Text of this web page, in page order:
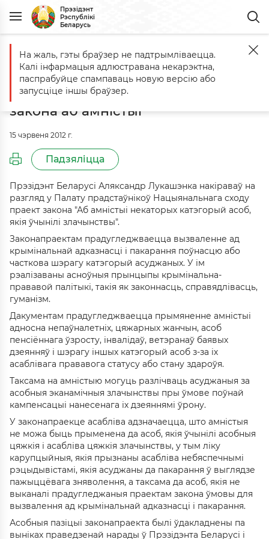
Прэзідэнт
Рэспублікі
Беларусь
Галоўная Падзеі Аляксандр Лукашэнка накіраваў у Палату
Аляксандр Лукашэнка накіраваў у
Палату прадстаўнікоў праект
закона аб амністыі
15 чэрвеня 2012 г.
Падзяліцца
Прэзідэнт Беларусі Аляксандр Лукашэнка накіраваў на
разгляд у Палату прадстаўнікоў Нацыянальнага сходу
праект закона "Аб амністыі некаторых катэгорый асоб,
якія ўчынілі злачынствы".
Законапраектам прадугледжваецца вызваленне ад
крымінальнай адказнасці і пакарання поўнасцю або
часткова шэрагу катэгорый асуджаных. У ім
рэалізаваны асноўныя прынцыпы крымінальна-
прававой палітыкі, такія як законнасць, справядлівасць,
гуманізм.
Дакументам прадугледжваецца прымяненне амністыі
адносна непаўналетніх, цяжарных жанчын, асоб
пенсіённага ўзросту, інвалідаў, ветэранаў баявых
дзеянняў і шэрагу іншых катэгорый асоб з-за іх
асаблівага прававога статусу або стану здароўя.
Таксама на амністыю могуць разлічваць асуджаныя за
асобныя эканамічныя злачынствы пры ўмове поўнай
кампенсацыі нанесенага іх дзеяннямі ўрону.
У законапраекце асабліва адзначаецца, што амністыя
не можа быць прыменена да асоб, якія ўчынілі асобныя
цяжкія і асабліва цяжкія злачынствы, у тым ліку
карупцыйныя, якія прызнаны асабліва небяспечнымі
рэцыдывістамі, якія асуджаны да пакарання ў выглядзе
пажыццёвага зняволення, а таксама да асоб, якія не
выканалі прадугледжаныя праектам закона ўмовы для
вызвалення ад крымінальнай адказнасці і пакарання.
Асобныя пазіцыі законапраекта былі ўдакладнены па
выніках праведзенай нарады ў Прэзідэнта Беларусі і
На жаль, гэты браўзер не падтрымліваецца.
Калі інфармацыя адлюстравана некарэктна,
паспрабуйце спампаваць новую версію або
запусціце іншы браўзер.